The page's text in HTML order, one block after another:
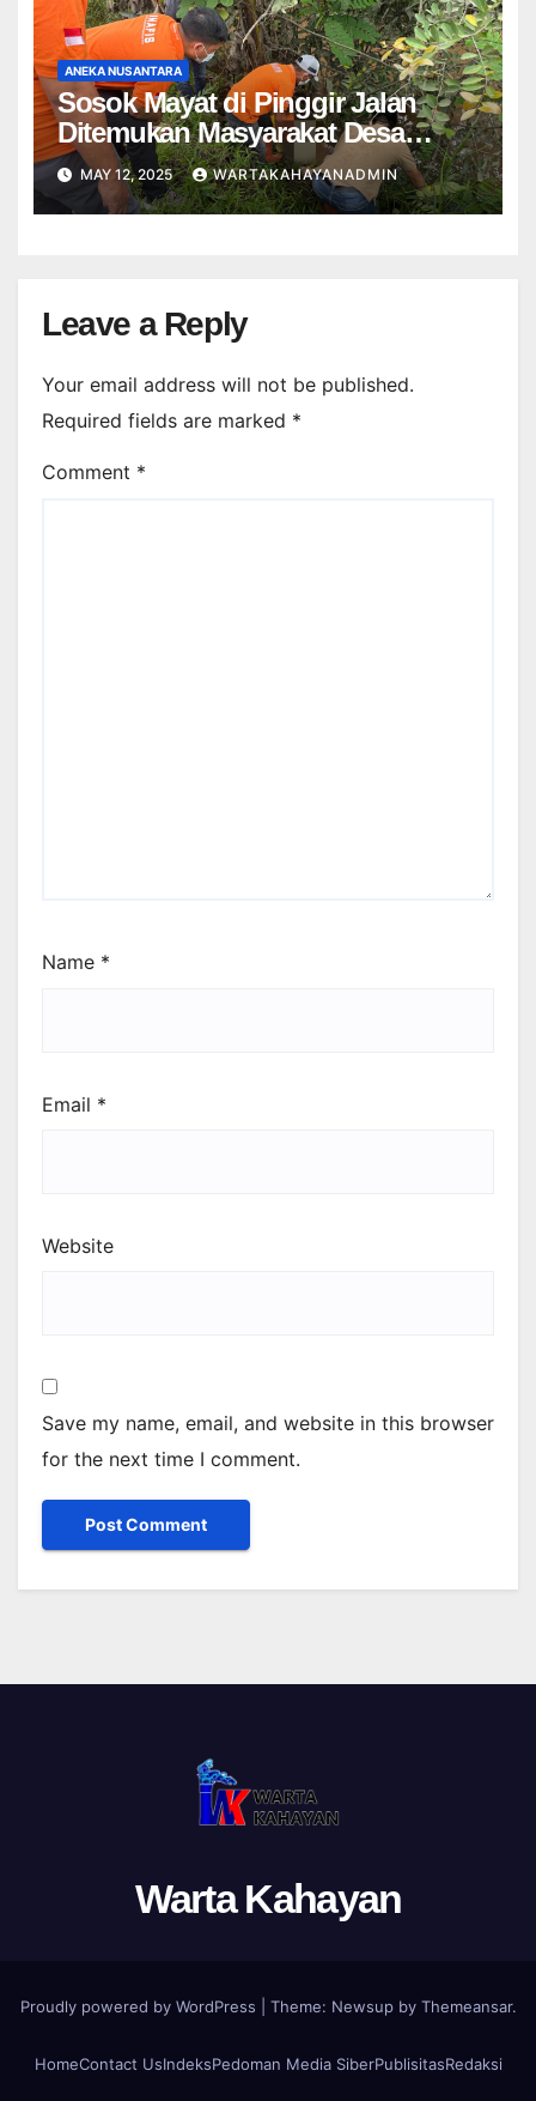
ANEKA NUSANTARA
Sosok Mayat di Pinggir Jalan
Ditemukan Masyarakat Desa
Garung
MAY 12, 2025 WARTAKAHAYANADMIN
Leave a Reply
Your email address will not be published.
Required fields are marked *
Comment *
Name *
Email *
Website
Save my name, email, and website in this browser
for the next time I comment.
Warta Kahayan
Proudly powered by WordPress Theme: Newsup by Themeansar.
HomeContact UsIndeksPedoman Media SiberPublisitasRedaksi